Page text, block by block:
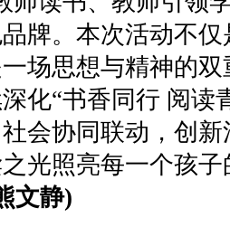
牌。本次活动不
场思想与精神的
化“书香同行 阅读
会协同联动，创
光照亮每一个孩
文静)